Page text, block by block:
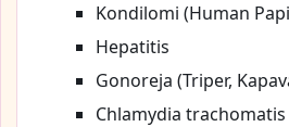
Kondilomi (Human
Hepatitis
Gonoreja (Triper,
Chlamydia trachomatis